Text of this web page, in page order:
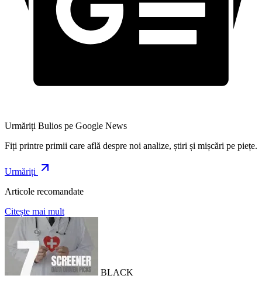
Urmăriți Bulios pe Google News
Fiți printre primii care află despre noi analize, știri și mișcări pe piețe.
Urmăriți
Articole recomandate
Citește mai mult
BLACK